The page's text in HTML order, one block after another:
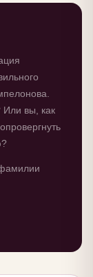
Или вы, как